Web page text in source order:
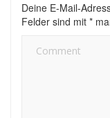
Deine E-Mail-
Felder sind mit *